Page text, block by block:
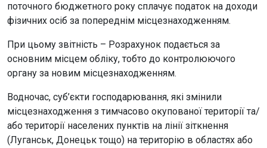
поточного бюджетного року сплачує податок на доходи
фізичних осіб за попереднім місцезнаходженням.
При цьому звітність – Розрахунок подається за
основним місцем обліку, тобто до контролюючого
органу за новим місцезнаходженням.
Водночас, суб’єкти господарювання, які змінили
місцезнаходження з тимчасово окупованої території та/
або території населених пунктів на лінії зіткнення
(Луганськ, Донецьк тощо) на територію в областях або